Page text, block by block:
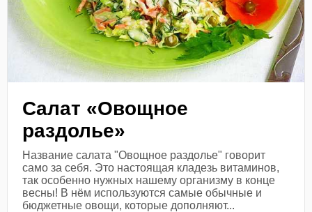
Салат «Овощное
раздолье»
Название салата "Овощное раздолье" говорит
само за себя. Это настоящая кладезь витаминов,
так особенно нужных нашему организму в конце
весны! В нём используются самые обычные и
бюджетные овощи, которые дополняют...